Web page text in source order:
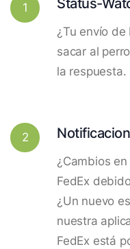
1
¿Tu envío
sacar al
la respuesta.
2
¿Cambios
FedEx
¿Un nuevo
nuestra
FedEx está